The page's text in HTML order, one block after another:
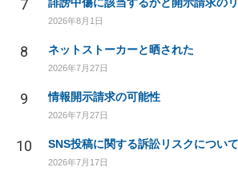
7
2026年8月1日
8 ネットストーカーと晒された
2026年7月27日
9 情報開示請求の可能性
2026年7月27日
10 SNS投稿に関する訴訟リスクについ
2026年7月17日